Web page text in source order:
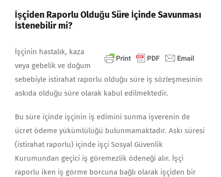
İşçiden Raporlu Olduğu Süre İçinde Savunması
İstenebilir mi?
İşçinin hastalık, kaza
veya gebelik ve doğum
sebebiyle istirahat raporlu olduğu süre iş sözleşmesinin
askıda olduğu süre olarak kabul edilmektedir.
Bu süre içinde işçinin iş edimini sunma işverenin de
ücret ödeme yükümlülüğü bulunmamaktadır. Askı süresi
(istirahat raporlu) içinde işçi Sosyal Güvenlik
Kurumundan geçici iş göremezlik ödeneği alır. İşçi
raporlu iken iş görme borcuna bağlı olarak işçiden bir